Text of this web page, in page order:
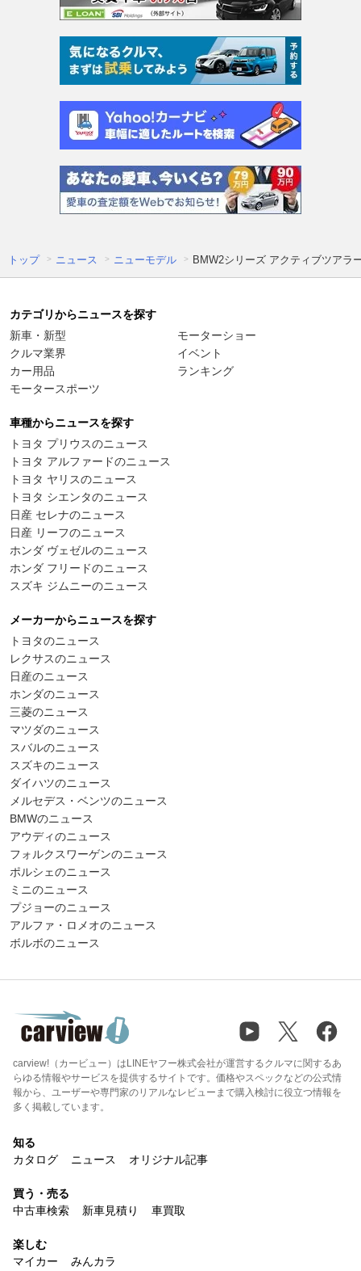
トップ ニュース ニューモデル BMW2シリーズ アクティブツアラ
カテゴリからニュースを探す
新車・新型
クルマ業界
カー用品
モータースポーツ
モーターショー
イベント
ランキング
車種からニュースを探す
トヨタ プリウスのニュース
トヨタ アルファードのニュース
トヨタ ヤリスのニュース
トヨタ シエンタのニュース
日産 セレナのニュース
日産 リーフのニュース
ホンダ ヴェゼルのニュース
ホンダ フリードのニュース
スズキ ジムニーのニュース
メーカーからニュースを探す
トヨタのニュース
レクサスのニュース
日産のニュース
ホンダのニュース
三菱のニュース
マツダのニュース
スバルのニュース
スズキのニュース
ダイハツのニュース
メルセデス・ベンツのニュース
BMWのニュース
アウディのニュース
フォルクスワーゲンのニュース
ポルシェのニュース
ミニのニュース
プジョーのニュース
アルファ・ロメオのニュース
ボルボのニュース
carview!（カービュー）はLINEヤフー株式会社が運営するクルマに関するあ
らゆる情報やサービスを提供するサイトです。価格やスペックなどの公式情
報から、ユーザーや専門家のリアルなレビューまで購入検討に役立つ情報を
多く掲載しています。
知る
カタログ
ニュース オリジナル記事
買う・売る
中古車検索
新車見積り 車買取
楽しむ
マイカー
みんカラ